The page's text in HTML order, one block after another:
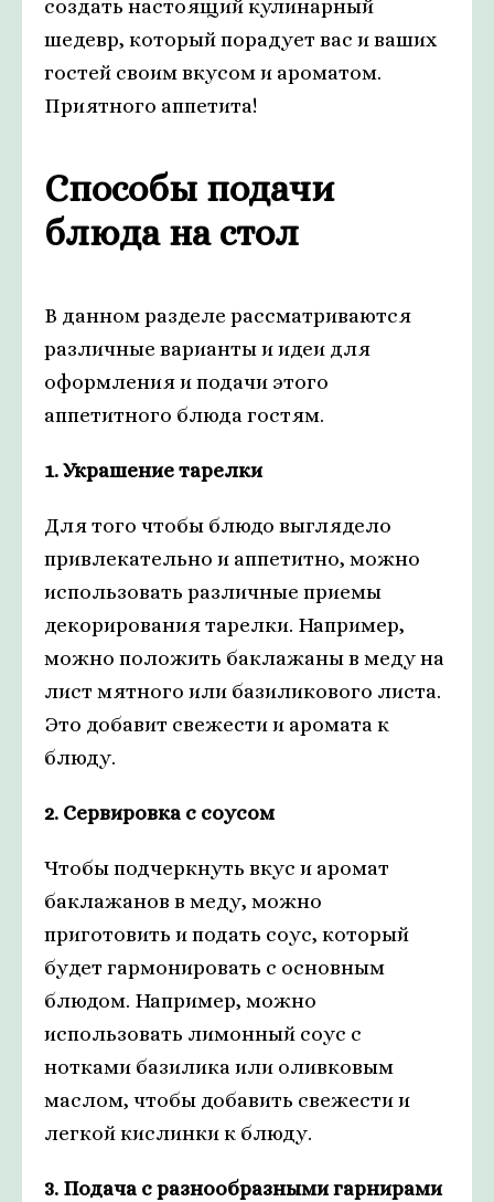
создать настоящий кулинарный
шедевр, который порадует вас и ваших
гостей своим вкусом и ароматом.
Приятного аппетита!
Способы подачи
блюда на стол
В данном разделе рассматриваются
различные варианты и идеи для
оформления и подачи этого
аппетитного блюда гостям.
1. Украшение тарелки
Для того чтобы блюдо выглядело
привлекательно и аппетитно, можно
использовать различные приемы
декорирования тарелки. Например,
можно положить баклажаны в меду на
лист мятного или базиликового листа.
Это добавит свежести и аромата к
блюду.
2. Сервировка с соусом
Чтобы подчеркнуть вкус и аромат
баклажанов в меду, можно
приготовить и подать соус, который
будет гармонировать с основным
блюдом. Например, можно
использовать лимонный соус с
нотками базилика или оливковым
маслом, чтобы добавить свежести и
легкой кислинки к блюду.
3. Подача с разнообразными гарнирами